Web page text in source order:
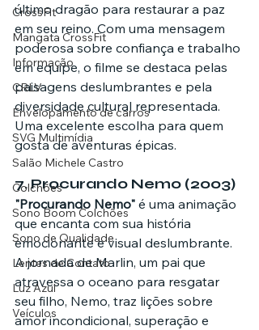
CrossFit
Mangata CrossFit
Informação
CRLV
Envelopamento de carros
SVG Multimídia
Salão Michele Castro
Colchões
Sono Boom Colchões
Sono de Qualidade
Lentes de Contato
Luz Azul
Veículos
último dragão para restaurar a paz
em seu reino. Com uma mensagem
poderosa sobre confiança e trabalho
em equipe, o filme se destaca pelas
paisagens deslumbrantes e pela
diversidade cultural representada.
Uma excelente escolha para quem
gosta de aventuras épicas.
7. Procurando Nemo (2003)
"Procurando Nemo" é uma animação
que encanta com sua história
emocionante e visual deslumbrante.
A jornada de Marlin, um pai que
atravessa o oceano para resgatar
seu filho, Nemo, traz lições sobre
amor incondicional, superação e